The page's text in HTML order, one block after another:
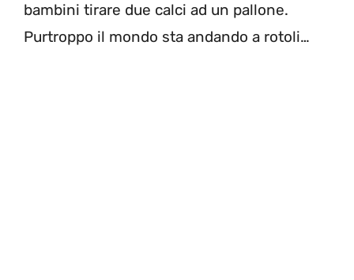
bambini tirare due calci ad un pallone.
Purtroppo il mondo sta andando a rotoli…